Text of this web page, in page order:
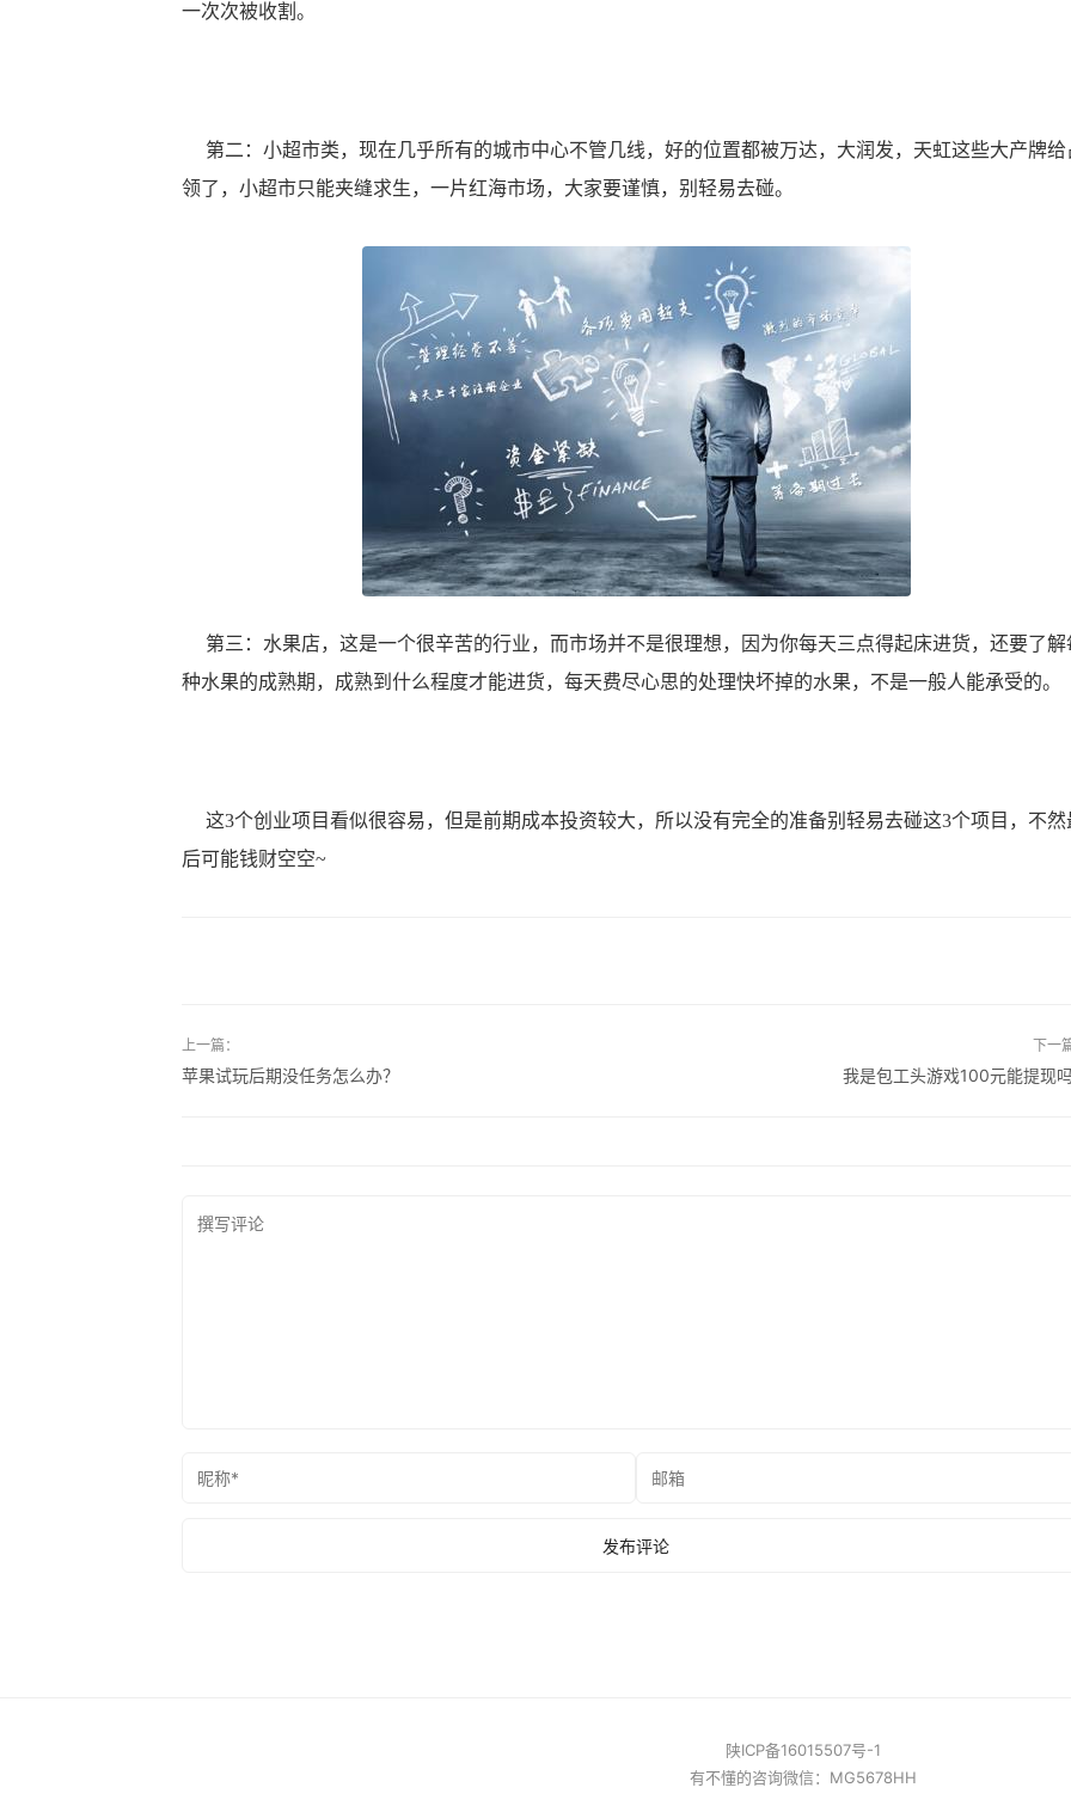
一次次被收割。
第二：小超市类，现在几乎所有的城市中心不管几线，好的位置都被万达，大润发，天虹这些大产牌给
领了，小超市只能夹缝求生，一片红海市场，大家要谨慎，别轻易去碰。
第三：水果店，这是一个很辛苦的行业，而市场并不是很理想，因为你每天三点得起床进货，还要了解
种水果的成熟期，成熟到什么程度才能进货，每天费尽心思的处理快坏掉的水果，不是一般人能承受的。
这3个创业项目看似很容易，但是前期成本投资较大，所以没有完全的准备别轻易去碰这3个项目，不然
后可能钱财空空~
上一篇：
苹果试玩后期没任务怎么办？
下一
我是包工头游戏100元能提现
陕ICP备16015507号-1
有不懂的咨询微信：MG5678HH